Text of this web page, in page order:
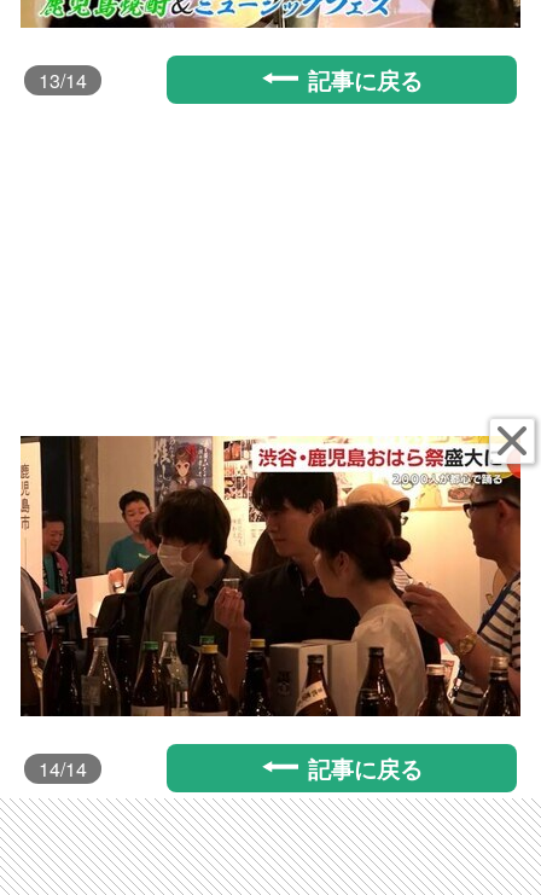
13/14 記事に戻る
14/14 記事に戻る